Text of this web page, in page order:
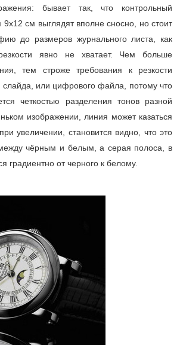
бывает так, что контрольный
9х12 см выглядят вполне сносно, но стоит
до размеров журнального листа, как
явно не хватает. Чем больше
тем строже требования к резкости
слайда, или цифрового файла, потому что
четкостью разделения тонов разной
изображении, линия может казаться
увеличении, становится видно, что это
чёрным и белым, а серая полоса, в
градиентно от черного к белому.